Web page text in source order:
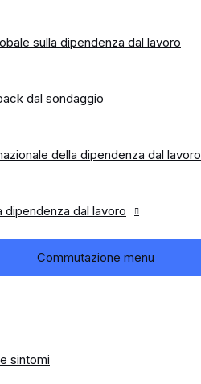
sulla dipendenza dal lavoro
dal sondaggio
della dipendenza dal lavoro
dipendenza dal lavoro
Commutazione menu
sintomi